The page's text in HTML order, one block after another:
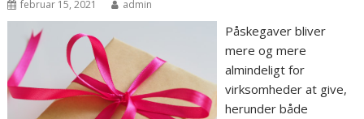
februar 15, 2021 admin
Påskegaver bliver
mere og mere
almindeligt for
virksomheder at give,
herunder både